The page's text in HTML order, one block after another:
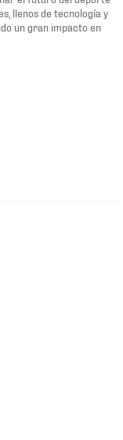
llenos de tecnología y
un gran impacto en